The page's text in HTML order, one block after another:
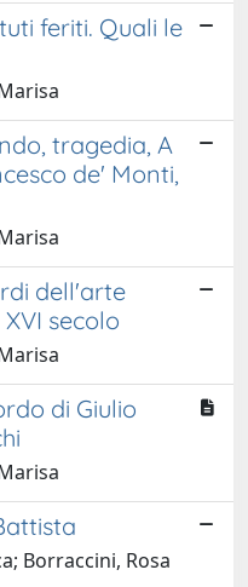
feriti. Quali le
tragedia, A
de' Monti,
dell'arte
secolo
di Giulio
Borraccini, Rosa